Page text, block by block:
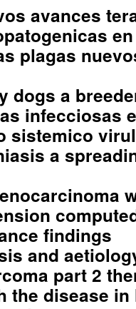
avances
plagas
dogs a
infecciosas
sistemico
a
findings
and
part 2
the disease in